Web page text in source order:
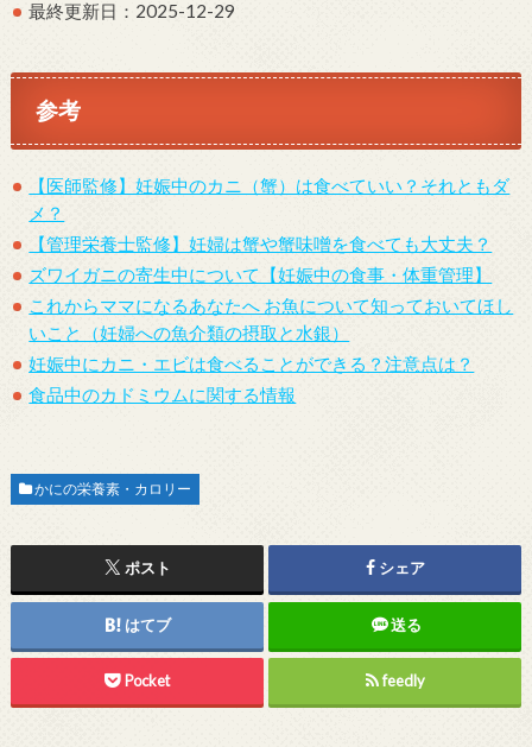
最終更新日：2025-12-29
参考
【医師監修】妊娠中のカニ（蟹）は食べていい？それともダ
メ？
【管理栄養士監修】妊婦は蟹や蟹味噌を食べても大丈夫？
ズワイガニの寄生中について【妊娠中の食事・体重管理】
これからママになるあなたへ お魚について知っておいてほし
いこと（妊婦への魚介類の摂取と水銀）
妊娠中にカニ・エビは食べることができる？注意点は？
食品中のカドミウムに関する情報
かにの栄養素・カロリー
ポスト シェア
はてブ 送る
Pocket feedly